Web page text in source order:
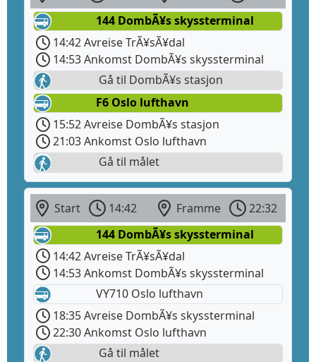
144 DombÃ¥s skyssterminal
14:42 Avreise TrÃ¥sÃ¥dal
14:53 Ankomst DombÃ¥s skyssterminal
Gå til DombÃ¥s stasjon
F6 Oslo lufthavn
15:52 Avreise DombÃ¥s stasjon
21:03 Ankomst Oslo lufthavn
Gå til målet
Start 14:42 Framme
22:32
144 DombÃ¥s skyssterminal
14:42 Avreise TrÃ¥sÃ¥dal
14:53 Ankomst DombÃ¥s skyssterminal
VY710 Oslo lufthavn
18:35 Avreise DombÃ¥s skyssterminal
22:30 Ankomst Oslo lufthavn
Gå til målet